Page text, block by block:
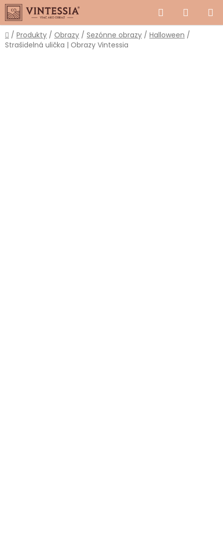
Prejsť
na
obsah
Hľadať
KOŠÍK
Domov
/ Produkty / Obrazy / Sezónne obrazy / Halloween /
Strašidelná ulička | Obrazy Vintessia